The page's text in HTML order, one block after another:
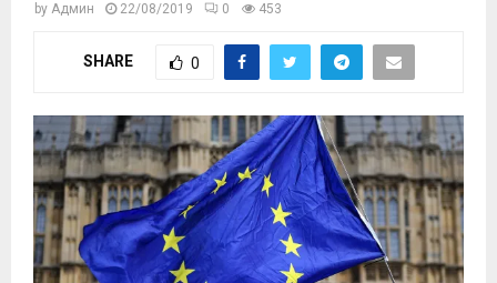
by Админ 22/08/2019 0 453
SHARE 0